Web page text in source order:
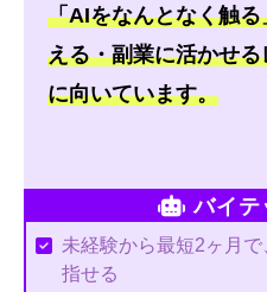
「AIをなんとなく触
える・副業に活かせ
に向いています。
バイテ
未経験から最短2ヶ月
指せる